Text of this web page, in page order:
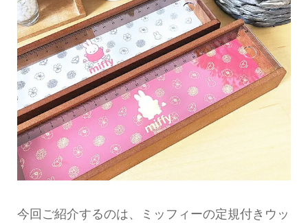
今回ご紹介するのは、ミッフィーの定規付きウッ